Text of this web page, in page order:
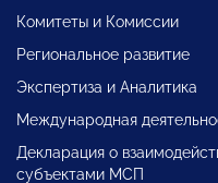
Комитеты и Комиссии
Региональное развитие
Экспертиза и Аналитика
Международная
Декларация о
субъектами МСП